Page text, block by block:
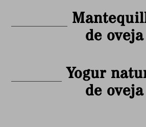
de oveja
Yogur
de oveja